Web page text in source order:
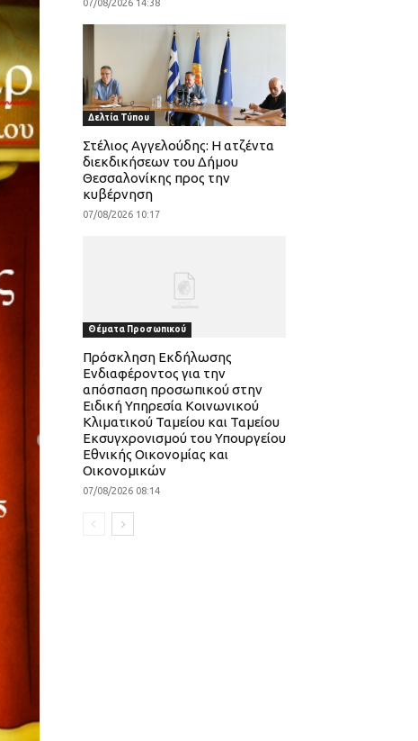
07/08/2026 14:38
Δελτία Τύπου
Στέλιος Αγγελούδης: Η ατζέντα
διεκδικήσεων του Δήμου
Θεσσαλονίκης προς την
κυβέρνηση
07/08/2026 10:17
Θέματα Προσωπικού
Πρόσκληση Εκδήλωσης
Ενδιαφέροντος για την
απόσπαση προσωπικού στην
Ειδική Υπηρεσία Κοινωνικού
Κλιματικού Ταμείου και Ταμείου
Εκσυγχρονισμού του Υπουργείου
Εθνικής Οικονομίας και
Οικονομικών
07/08/2026 08:14